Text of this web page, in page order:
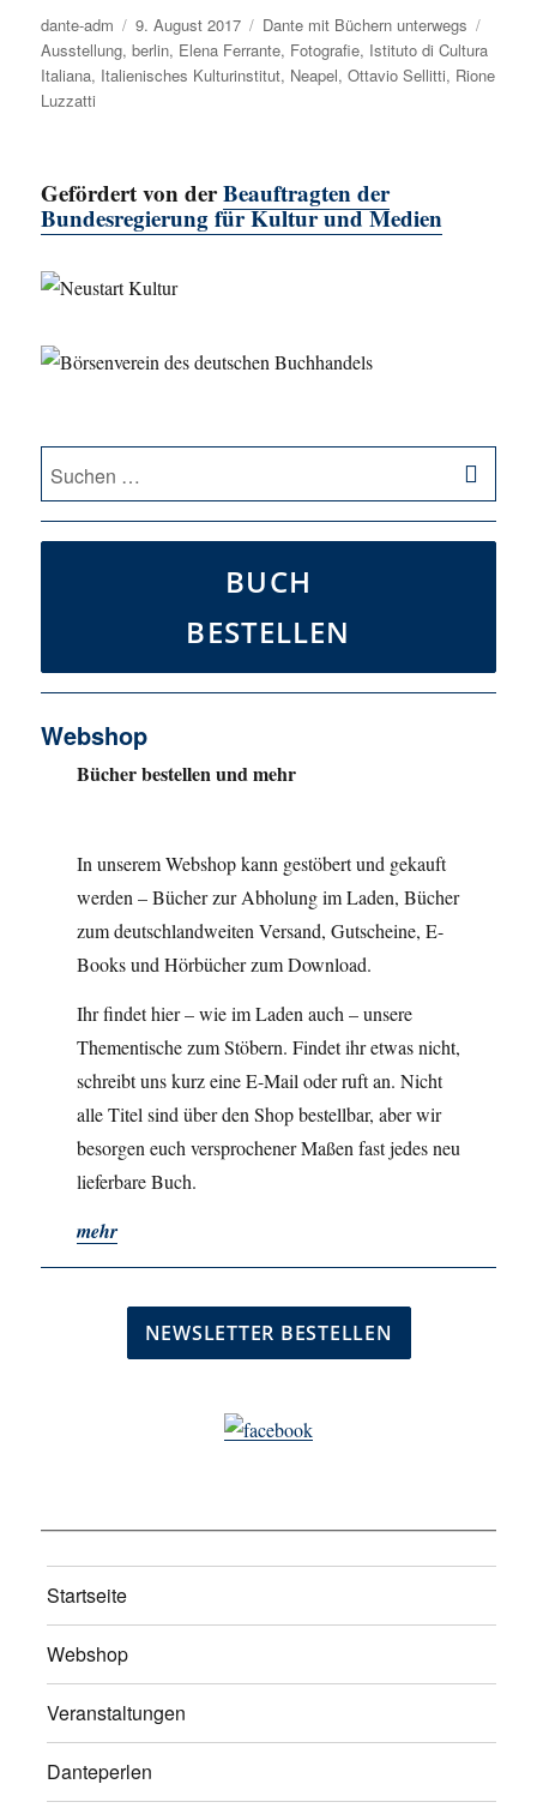
Autor
dante-adm
Veröffentlicht
am
9. August 2017 Kategorien
Dante mit Büchern unterwegs
Ausstellung,berlin, Elena Ferrante, Fotografie, Istituto di Cultura
Italiana, Italienisches Kulturinstitut, Neapel,Ottavio Sellitti, Rione
Luzzatti
Gefördert von derBeauftragten der
Bundesregierung für Kultur und Medien
Suche
nach:
BUCH
BESTELLEN
Webshop
Bücher bestellen und mehr
In unserem Webshop kann gestöbert und gekauft
werden – Bücher zur Abholung im Laden, Bücher
zum deutschlandweiten Versand, Gutscheine, E-
Books und Hörbücher zum Download.
Ihr findet hier – wie im Laden auch – unsere
Thementische zum Stöbern. Findet ihr etwas nicht,
schreibt uns kurz eine E-Mail oder ruft an. Nicht
alle Titel sind über den Shop bestellbar, aber wir
besorgen euch versprochener Maßen fast jedes neu
lieferbare Buch.
mehr
Startseite
Webshop
Veranstaltungen
Danteperlen